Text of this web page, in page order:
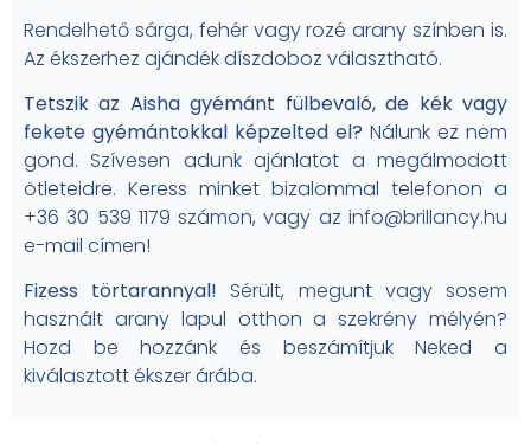
Rendelhető sárga, fehér vagy rozé arany színben is.
Az ékszerhez ajándék díszdoboz választható.
Tetszik az Aisha gyémánt fülbevaló, de kék vagy
fekete gyémántokkal képzelted el? Nálunk ez nem
gond. Szívesen adunk ajánlatot a megálmodott
ötleteidre. Keress minket bizalommal telefonon a
+36 30 539 1179 számon, vagy az info@brillancy.hu
e-mail címen!
Fizess törtarannyal! Sérült, megunt vagy sosem
használt arany lapul otthon a szekrény mélyén?
Hozd be hozzánk és beszámítjuk Neked a
kiválasztott ékszer árába.